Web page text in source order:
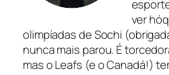
ver
olimpíadas de Sochi
nunca mais parou. É
mas o Leafs (e o Canadá!)